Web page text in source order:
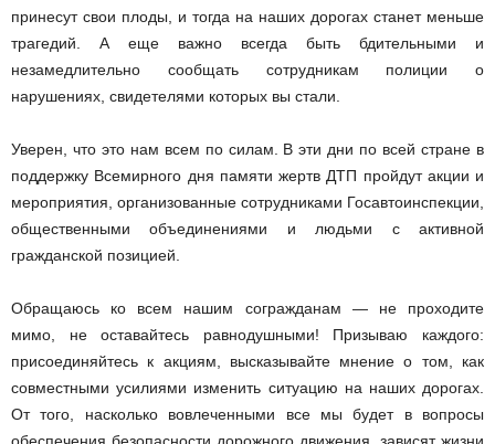
принесут свои плоды, и тогда на наших дорогах станет меньше
трагедий. А еще важно всегда быть бдительными и
незамедлительно сообщать сотрудникам полиции о
нарушениях, свидетелями которых вы стали.
Уверен, что это нам всем по силам. В эти дни по всей стране в
поддержку Всемирного дня памяти жертв ДТП пройдут акции и
мероприятия, организованные сотрудниками Госавтоинспекции,
общественными объединениями и людьми с активной
гражданской позицией.
Обращаюсь ко всем нашим согражданам — не проходите
мимо, не оставайтесь равнодушными! Призываю каждого:
присоединяйтесь к акциям, высказывайте мнение о том, как
совместными усилиями изменить ситуацию на наших дорогах.
От того, насколько вовлеченными все мы будет в вопросы